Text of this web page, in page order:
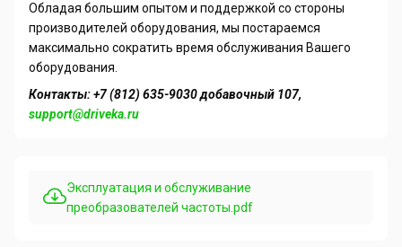
Обладая большим опытом и поддержкой со стороны
производителей оборудования, мы постараемся
максимально сократить время обслуживания Вашего
оборудования.
Контакты: +7 (812) 635-9030 добавочный 107,
support@driveka.ru
Эксплуатация и обслуживание
преобразователей частоты.pdf